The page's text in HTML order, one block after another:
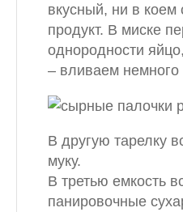
вкусный, ни в
продукт. В миске
однородности
– вливаем
В другую тарелку
муку.
В третью емкость
панировочные